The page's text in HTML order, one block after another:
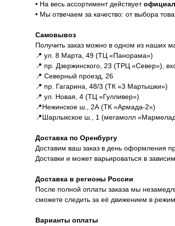
• На весь ассортимент действует
• Мы отвечаем за качество: от выбора
Самовывоз
Получить заказ можно в одном из наших
📍 ул. 8 Марта, 49 (ТЦ «Панорама»)
📍 пр. Дзержинского, 23 (ТРЦ «Север»),
📍 Северный проезд, 26
📍 пр. Гагарина, 48/3 (ТК «3 Мартышки»)
📍 ул. Новая, 4 (ТЦ «Гулливер»)
📍Нежинское ш., 2А (ТК «Армада-2»)
📍Шарлыкское ш., 1 (мегамолл
Доставка по Оренбургу
Доставим ваш заказ в день оформления
Доставки и может варьироваться в
Доставка в регионы России
После полной оплаты заказа мы
сможете следить за её движением в
Варианты оплаты